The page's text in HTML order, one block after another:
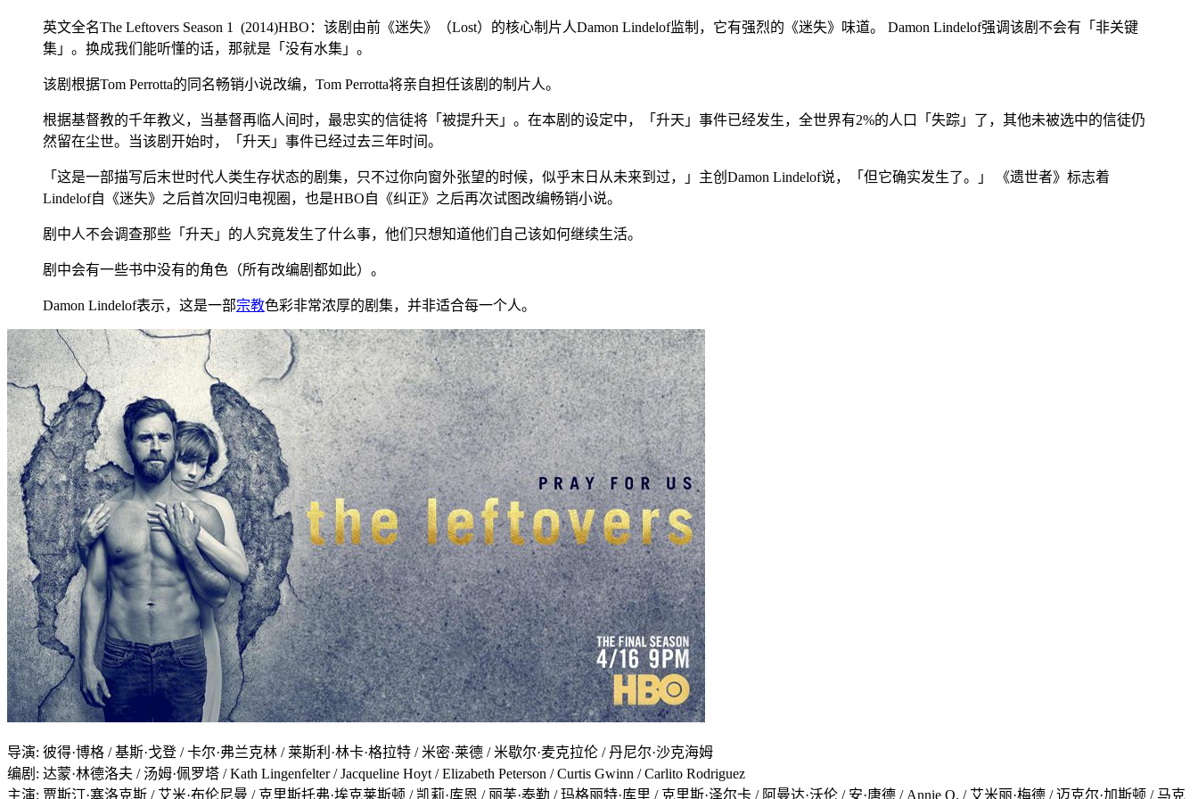
英文全名The Leftovers Season 1 (2014)HBO：该剧由前《迷失》（Lost）的核心制片人Damon Lindelof监制，它有强烈的《迷失》味道。 Damon Lindelof强调该剧不会有「非关键
集」。换成我们能听懂的话，那就是「没有水集」。
该剧根据Tom Perrotta的同名畅销小说改编，Tom Perrotta将亲自担任该剧的制片人。
根据基督教的千年教义，当基督再临人间时，最忠实的信徒将「被提升天」。在本剧的设定中，「升天」事件已经发生，全世界有2%的人口「失踪」了，其他未被选中的信徒仍
然留在尘世。当该剧开始时，「升天」事件已经过去三年时间。
「这是一部描写后末世时代人类生存状态的剧集，只不过你向窗外张望的时候，似乎末日从未来到过，」主创Damon Lindelof说，「但它确实发生了。」 《遗世者》标志着
Lindelof自《迷失》之后首次回归电视圈，也是HBO自《纠正》之后再次试图改编畅销小说。
剧中人不会调查那些「升天」的人究竟发生了什么事，他们只想知道他们自己该如何继续生活。
剧中会有一些书中没有的角色（所有改编剧都如此）。
Damon Lindelof表示，这是一部宗教色彩非常浓厚的剧集，并非适合每一个人。
导演: 彼得·博格 / 基斯·戈登 / 卡尔·弗兰克林 / 莱斯利·林卡·格拉特 / 米密·莱德 / 米歇尔·麦克拉伦 / 丹尼尔·沙克海姆
编剧 : 达蒙·林德洛夫 / 汤姆·佩罗塔 / Kath Lingenfelter / Jacqueline Hoyt / Elizabeth Peterson / Curtis Gwinn / Carlito Rodriguez
主演: 贾斯汀·塞洛克斯 / 艾米·布伦尼曼 / 克里斯托弗·埃克莱斯顿 / 凯莉·库恩 / 丽芙·泰勒 / 玛格丽特·库里 / 克里斯·泽尔卡 / 阿曼达·沃伦 / 安·唐德 / Annie Q. / 艾米丽·梅德 / 迈克尔·加斯顿 / 马克